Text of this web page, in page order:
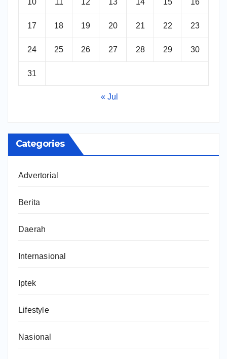
10 11 12 13 14 15 16
17 18 19 20 21 22 23
24 25 26 27 28 29 30
31
« Jul
Categories
Advertorial
Berita
Daerah
Internasional
Iptek
Lifestyle
Nasional